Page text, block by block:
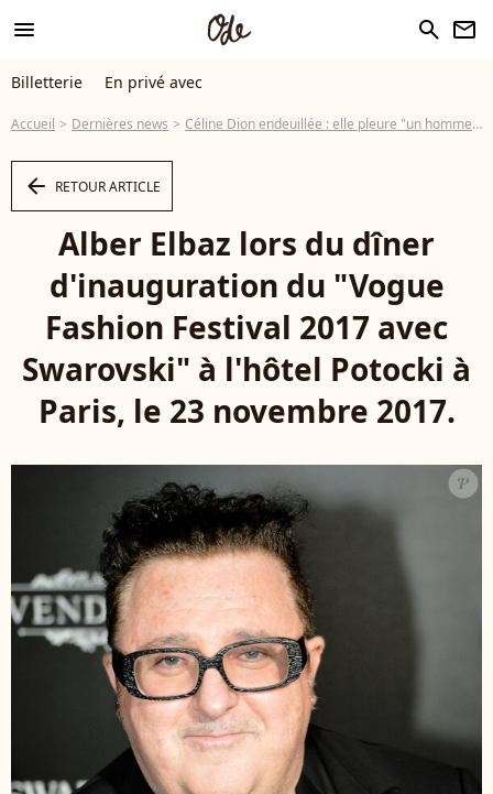
menu search newsletter
Billetterie En privé avec
Accueil Dernières news Céline Dion endeuillée : elle pleure "un homme extrêmement gentil et chaleureux"
arrow_left RETOUR ARTICLE
Alber Elbaz lors du dîner
d'inauguration du "Vogue
Fashion Festival 2017 avec
Swarovski" à l'hôtel Potocki à
Paris, le 23 novembre 2017.